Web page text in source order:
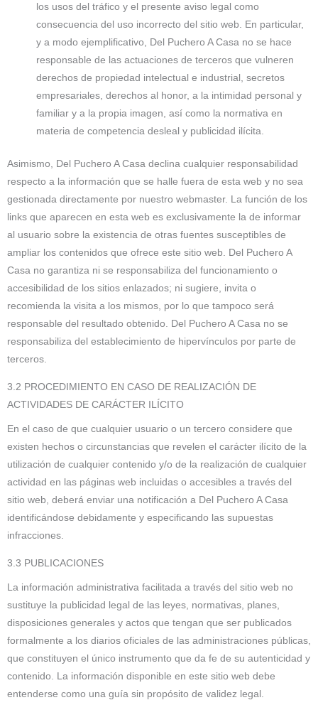
los usos del tráfico y el presente aviso legal como
consecuencia del uso incorrecto del sitio web. En particular,
y a modo ejemplificativo, Del Puchero A Casa no se hace
responsable de las actuaciones de terceros que vulneren
derechos de propiedad intelectual e industrial, secretos
empresariales, derechos al honor, a la intimidad personal y
familiar y a la propia imagen, así como la normativa en
materia de competencia desleal y publicidad ilícita.
Asimismo, Del Puchero A Casa declina cualquier responsabilidad
respecto a la información que se halle fuera de esta web y no sea
gestionada directamente por nuestro webmaster. La función de los
links que aparecen en esta web es exclusivamente la de informar
al usuario sobre la existencia de otras fuentes susceptibles de
ampliar los contenidos que ofrece este sitio web. Del Puchero A
Casa no garantiza ni se responsabiliza del funcionamiento o
accesibilidad de los sitios enlazados; ni sugiere, invita o
recomienda la visita a los mismos, por lo que tampoco será
responsable del resultado obtenido. Del Puchero A Casa no se
responsabiliza del establecimiento de hipervínculos por parte de
terceros.
3.2 PROCEDIMIENTO EN CASO DE REALIZACIÓN DE
ACTIVIDADES DE CARÁCTER ILÍCITO
En el caso de que cualquier usuario o un tercero considere que
existen hechos o circunstancias que revelen el carácter ilícito de la
utilización de cualquier contenido y/o de la realización de cualquier
actividad en las páginas web incluidas o accesibles a través del
sitio web, deberá enviar una notificación a Del Puchero A Casa
identificándose debidamente y especificando las supuestas
infracciones.
3.3 PUBLICACIONES
La información administrativa facilitada a través del sitio web no
sustituye la publicidad legal de las leyes, normativas, planes,
disposiciones generales y actos que tengan que ser publicados
formalmente a los diarios oficiales de las administraciones públicas,
que constituyen el único instrumento que da fe de su autenticidad y
contenido. La información disponible en este sitio web debe
entenderse como una guía sin propósito de validez legal.